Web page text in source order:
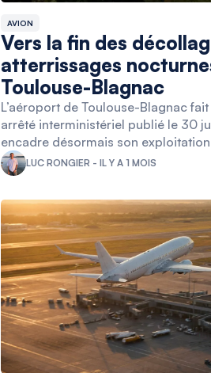
AVION
Vers la fin des
atterrissages
Toulouse-Blagnac
L’aéroport de Toulouse-Blagnac fait
arrêté interministériel publié le 30
encadre désormais son
LUC RONGIER - IL Y A 1 MOIS